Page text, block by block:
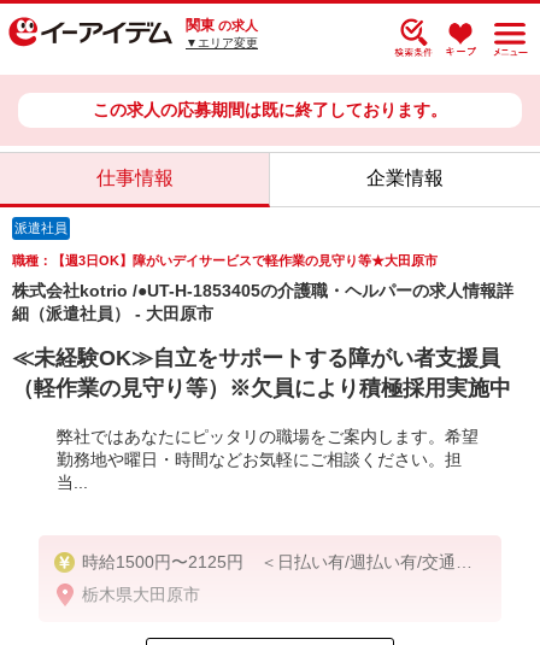
関東 の求人
▼エリア変更
この求人の応募期間は既に終了しております。
仕事情報 企業情報
派遣社員
職種：【週3日OK】障がいデイサービスで軽作業の見守り等★大田原市
株式会社kotrio /●UT-H-1853405の介護職・ヘルパーの求人情報詳
細（派遣社員） - 大田原市
≪未経験OK≫自立をサポートする障がい者支援員
（軽作業の見守り等）※欠員により積極採用実施中
弊社ではあなたにピッタリの職場をご案内します。希望
勤務地や曜日・時間などお気軽にご相談ください。担
当...
時給1500円〜2125円 ＜日払い有/週払い有/交通費
全支給(ガソリン代含む)＞
栃木県大田原市